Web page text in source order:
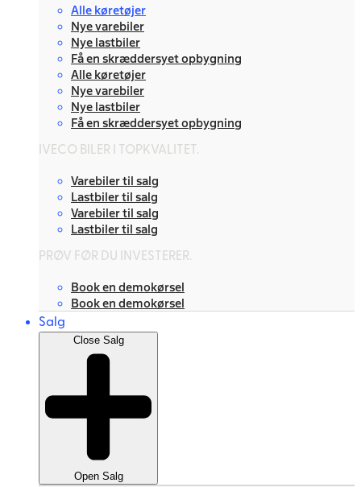
Alle køretøjer
Nye varebiler
Nye lastbiler
Få en skræddersyet opbygning
Alle køretøjer
Nye varebiler
Nye lastbiler
Få en skræddersyet opbygning
IVECO BILER I TOPKVALITET.
Varebiler til salg
Lastbiler til salg
Varebiler til salg
Lastbiler til salg
PRØV FØR DU INVESTERER.
Book en demokørsel
Book en demokørsel
Salg
Close Salg
Open Salg